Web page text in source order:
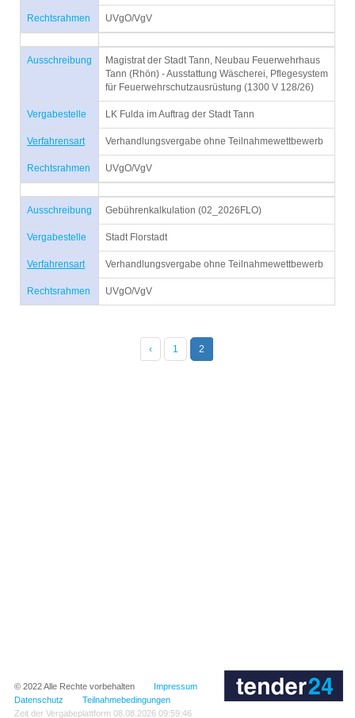
Rechtsrahmen UVgO/VgV
Ausschreibung
Magistrat der Stadt Tann, Neubau Feuerwehrhaus
Tann (Rhön) - Ausstattung Wäscherei, Pflegesystem
für Feuerwehrschutzausrüstung (1300 V 128/26)
Vergabestelle LK Fulda im Auftrag der Stadt Tann
Verfahrensart Verhandlungsvergabe ohne Teilnahmewettbewerb
Rechtsrahmen UVgO/VgV
Ausschreibung Gebührenkalkulation (02_2026FLO)
Vergabestelle Stadt Florstadt
Verfahrensart Verhandlungsvergabe ohne Teilnahmewettbewerb
Rechtsrahmen UVgO/VgV
‹ 1 2
© 2022Alle Rechte vorbehalten
Impressum
Datenschutz
Teilnahmebedingungen
Zeit der Vergabeplattform 08.08.2026 09:59:46